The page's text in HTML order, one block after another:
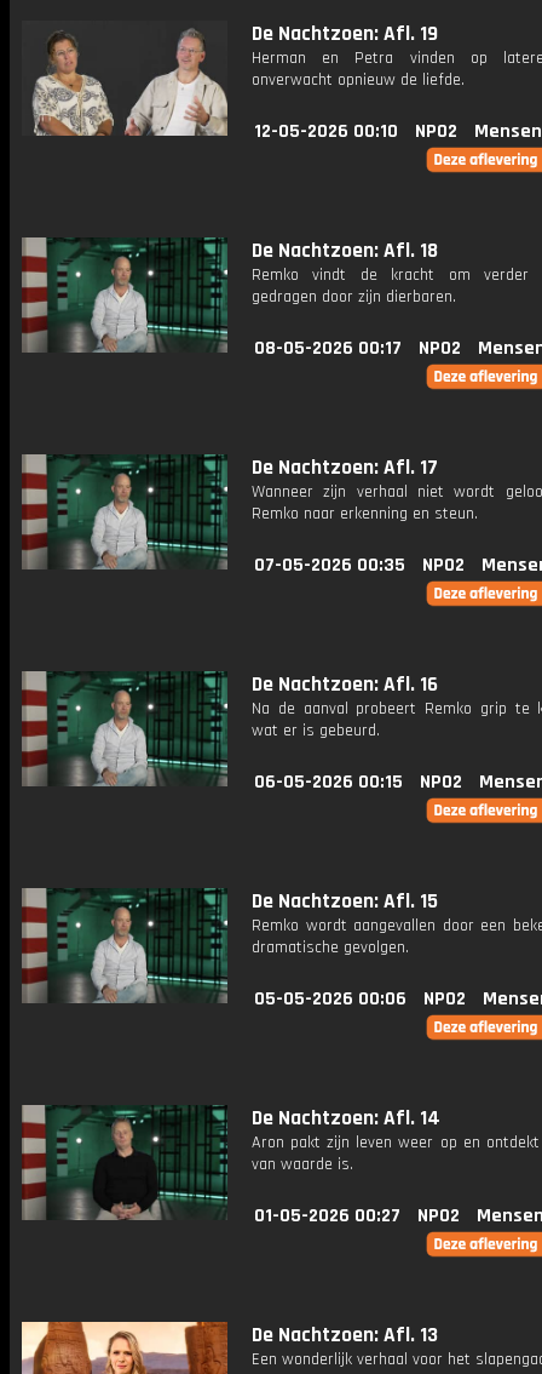
De Nachtzoen: Afl. 19
Herman en Petra vinden op
onverwacht opnieuw de liefde.
12-05-2026 00:10 NPO2
De Nachtzoen: Afl. 18
Remko vindt de kracht om verder
gedragen door zijn dierbaren.
08-05-2026 00:17 NPO2
De Nachtzoen: Afl. 17
Wanneer zijn verhaal niet wordt
Remko naar erkenning en steun.
07-05-2026 00:35 NPO2
De Nachtzoen: Afl. 16
Na de aanval probeert Remko grip te
wat er is gebeurd.
06-05-2026 00:15 NPO2
De Nachtzoen: Afl. 15
Remko wordt aangevallen door een
dramatische gevolgen.
05-05-2026 00:06 NPO2
De Nachtzoen: Afl. 14
Aron pakt zijn leven weer op en
van waarde is.
01-05-2026 00:27 NPO2
De Nachtzoen: Afl. 13
Een wonderlijk verhaal voor het